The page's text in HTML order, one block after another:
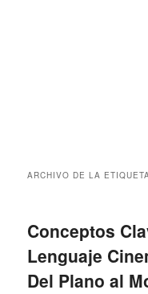
ARCHIVO DE LA
Conceptos
Lenguaje
Del Plano al